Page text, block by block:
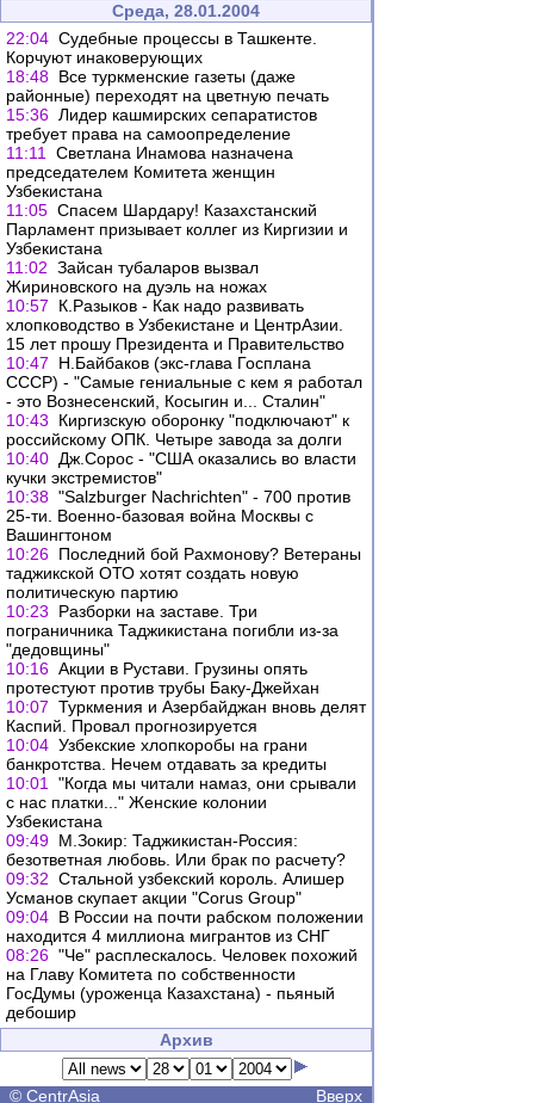
Среда, 28.01.2004
22:04 Судебные процессы в Ташкенте.
Корчуют инаковерующих
18:48 Все туркменские газеты (даже
районные) переходят на цветную печать
15:36 Лидер кашмирских ceпapaтиcтoв
требует права на caмooпpeдeлeниe
11:11
Светлана Инамова назначена
председателем Комитета женщин
Узбекистана
11:05 Спасем Шардару! Казахстанский
Парламент призывает коллег из Киргизии и
Узбекистана
11:02 Зайсан тубаларов вызвал
Жириновского на дуэль на ножах
10:57
К.Разыков - Как надо развивать
хлопководство в Узбекистане и ЦентрАзии.
15 лет прошу Президента и Правительство
10:47
Н.Байбаков (экс-глава Госплана
СССР) - "Самые гениальные с кем я работал
- это Вознесенский, Косыгин и... Сталин"
10:43
Киргизскую оборонку "подключают" к
российскому ОПК. Четыре завода за долги
10:40 Дж.Сорос - "США оказались во власти
кучки экстремистов"
10:38 "Salzburger Nachrichten" - 700 против
25-ти. Военно-базовая война Москвы с
Вашингтоном
10:26 Последний бой Рахмонову? Ветераны
таджикской ОТО хотят создать новую
политическую партию
10:23
Разборки на заставе. Три
пограничника Таджикистана погибли из-за
"дедовщины"
10:16 Акции в Рустави. Грузины опять
протестуют против трубы Баку-Джейхан
10:07 Туркмения и Азербайджан вновь делят
Каспий. Провал прогнозируется
10:04 Узбекские хлопкоробы на грани
банкротства. Нечем отдавать за кредиты
10:01
"Когда мы читали намаз, они срывали
с нас платки..." Женские колонии
Узбекистана
09:49 М.Зокир: Таджикистан-Россия:
безответная любовь. Или брак по расчету?
09:32 Стальной узбекский король. Алишер
Усманов скупает акции "Corus Group"
09:04 В России на почти рабском положении
находится 4 миллиона мигрантов из СНГ
08:26 "Че" расплескалось. Человек похожий
на Главу Комитета по собственности
ГосДумы (уроженца Казахстана) - пьяный
дебошир
Архив
© CentrAsia Вверх